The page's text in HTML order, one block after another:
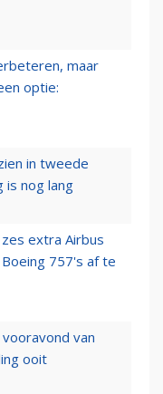
maar
optie:
in tweede
is nog lang
extra Airbus
757's af te
vooravond van
ooit